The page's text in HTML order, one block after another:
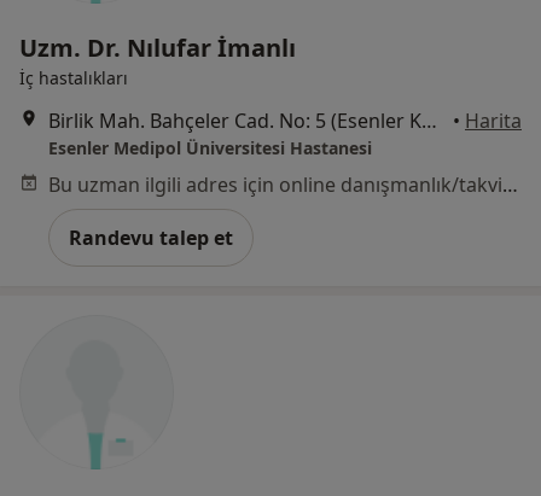
Uzm. Dr. Nılufar İmanlı
İç hastalıkları
Birlik Mah. Bahçeler Cad. No: 5 (Esenler Kültür Merkezi Karşısı), Esenler • Harita
Esenler Medipol Üniversitesi Hastanesi
Bu uzman ilgili adres için online danışmanlık/takvim sunmuyor.
Randevu talep et